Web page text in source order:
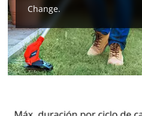
Change.